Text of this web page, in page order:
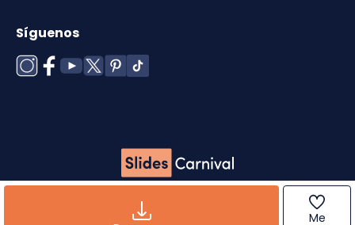
Me
Síguenos
Copyright © 2026 ·Término de uso·Licencia de
Política de cookies